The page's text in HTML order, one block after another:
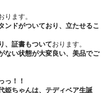
ります。
ンドがついており、立たせるこ
、証書もついております。
ない状態が大変良い、美品でご
っ！！
姫ちゃんは、テディベア生誕